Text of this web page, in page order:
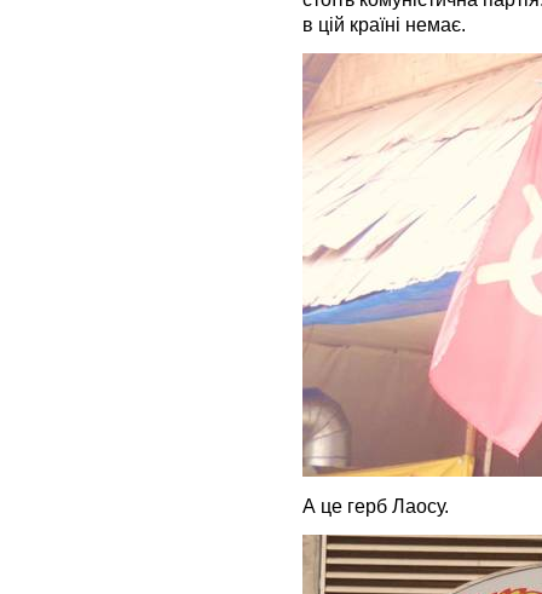
в цій країні немає.
А це герб Лаосу.